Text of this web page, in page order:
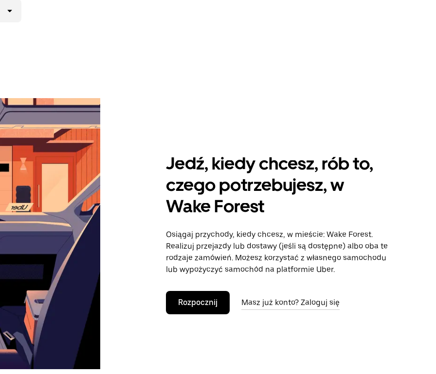
Jedź, kiedy chcesz, rób to,
czego potrzebujesz, w
Wake Forest
Osiągaj przychody, kiedy chcesz, w mieście: Wake Forest.
Realizuj przejazdy lub dostawy (jeśli są dostępne) albo oba te
rodzaje zamówień. Możesz korzystać z własnego samochodu
lub wypożyczyć samochód na platformie Uber.
Rozpocznij Masz już konto? Zaloguj się